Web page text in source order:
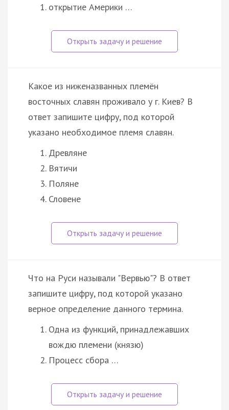
открытие Америки …
Какое из ниженазванных племён
восточных славян проживало у г. Киев? В
ответ запишите цифру, под которой
указано необходимое племя славян.
Древляне
Вятичи
Поляне
Словене
Что на Руси называли "Вервью"? В ответ
запишите цифру, под которой указано
верное определение данного термина.
Одна из функций, принадлежавших
вождю племени (князю)
Процесс сбора …